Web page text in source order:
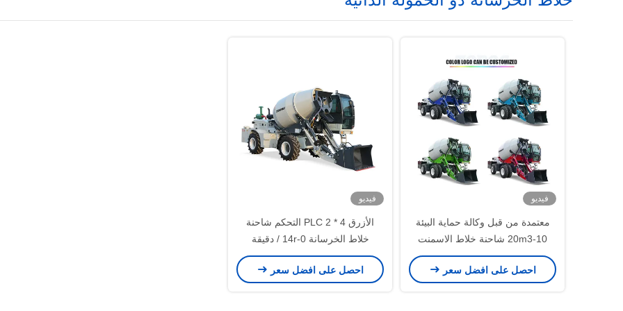
فيديو
معتمدة من قبل وكالة حماية البيئة
10-20m3 شاحنة خلاط الاسمنت
مركبة خلاط الخرسانة
احصل على افضل سعر
فيديو
الأزرق 4 * 2 PLC التحكم شاحنة
خلاط الخرسانة 0-14r / دقيقة
للمشاريع متوسطة الحجم
احصل على افضل سعر